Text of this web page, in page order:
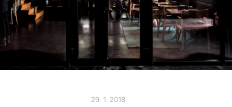
29. 1. 2018